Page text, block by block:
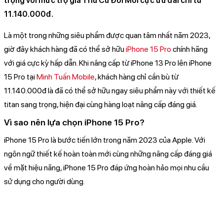
11.140.000đ.
Là một trong những siêu phẩm được quan tâm nhất năm 2023,
giờ đây khách hàng đã có thể sở hữuiPhone 15 Pro chính hãng
với giá cực kỳ hấp dẫn. Khi nâng cấp từ iPhone 13 Pro lên iPhone
15 Pro tạiMinh Tuấn Mobile, khách hàng chỉ cần bù từ
11.140.000đ là đã có thể sở hữu ngay siêu phẩm này với thiết kế
titan sang trọng, hiện đại cùng hàng loạt nâng cấp đáng giá.
Vì sao nên lựa chọn iPhone 15 Pro?
iPhone 15 Pro là bước tiến lớn trong năm 2023 của Apple. Với
ngôn ngữ thiết kế hoàn toàn mới cùng những nâng cấp đáng giá
về mặt hiệu năng, iPhone 15 Pro đáp ứng hoàn hảo mọi nhu cầu
sử dụng cho người dùng.